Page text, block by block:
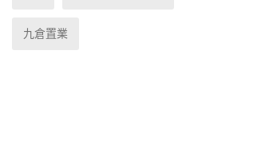
九倉置業